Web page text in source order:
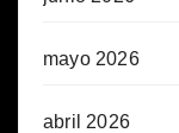
mayo 2026
abril 2026